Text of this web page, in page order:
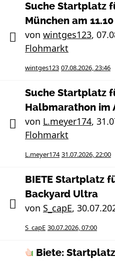
Suche Startplatz
München am 11.10
von wintges123,
Flohmarkt
wintges123 07.08.2026, 23:46
Suche Startplatz
Halbmarathon im
von L.meyer174,
Flohmarkt
L.meyer174 31.07.2026, 22:00
BIETE Startplatz
Backyard Ultra
von S_capE,
S_capE 30.07.2026, 07:00
Biete: